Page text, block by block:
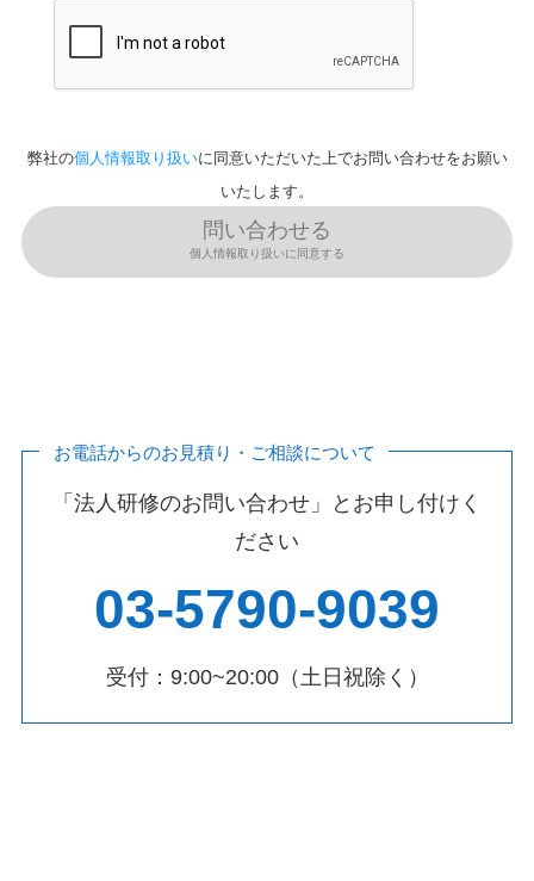
弊社の個人情報取り扱いに同意いただいた上でお問い合わせをお願い
いたします。
問い合わせる
個人情報取り扱いに同意する
お電話からのお見積り・ご相談について
「法人研修のお問い合わせ」とお申し付けく
ださい
03-5790-9039
受付：9:00~20:00（土日祝除く）